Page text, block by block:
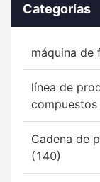
Categorías
máquina de
línea de
Cadena de
(140)